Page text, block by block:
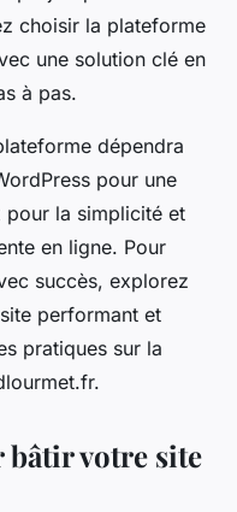
choisir la plateforme
une solution clé en
à pas.
dépendra
pour une
pour la simplicité et
en ligne. Pour
succès, explorez
performant et
pratiques sur la
bâtir votre site